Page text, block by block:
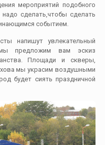
мероприятий подобного
сделать,чтобы сделать
событием.
напишут увлекательный
предложим вам эскиз
Площади и скверы,
мы украсим воздушными
будет сиять праздничной